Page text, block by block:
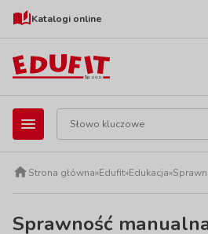
Katalogi online
Strona główna»Edufit»Edukacja»
Sprawność